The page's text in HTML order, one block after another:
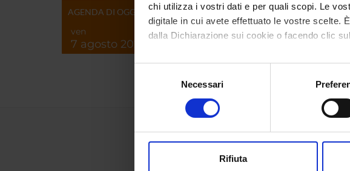
chi utilizza i vostri dati e per quali scopi. Le
digitale in cui avete effettuato le vostre scelte.
dalla Dichiarazione sui cookie o facendo clic
Con il tuo consenso, vorremmo anche:
raccogliere informazioni sulla tua
digitali).
modificare o ritirare il tuo consenso in
Necessari
Rifiuta
AGENDA DI OGGI
ven
7 agosto 2026